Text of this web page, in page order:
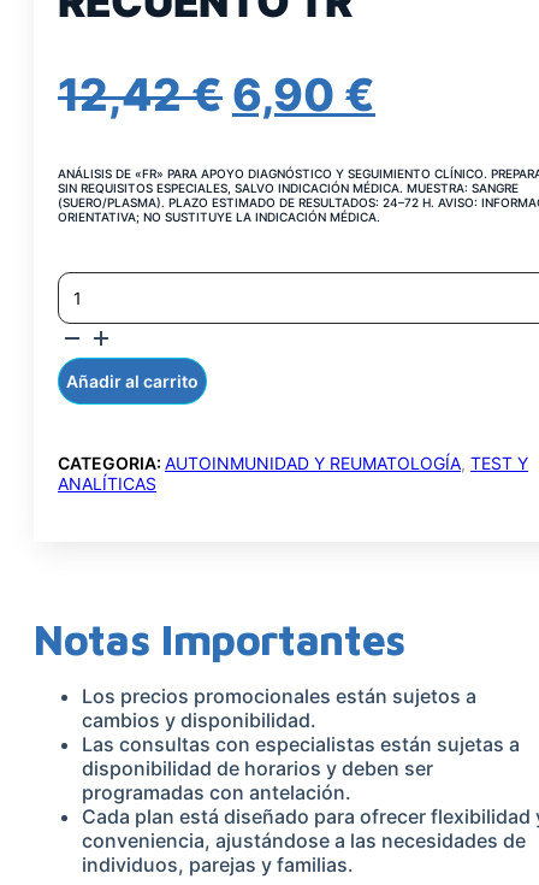
12,42€ EL
ORIGINAL
12,42 €.
6,90 €
6,90 €.
ANÁLISIS DE «FR» PARA APOYO DIAGNÓSTICO Y SEGUIMIENTO CLÍNICO.
SIN REQUISITOS ESPECIALES, SALVO INDICACIÓN MÉDICA. MUESTRA: SANGRE
(SUERO/PLASMA). PLAZO ESTIMADO DE RESULTADOS: 24–72 H. AVISO:
ORIENTATIVA; NO SUSTITUYE LA INDICACIÓN MÉDICA.
FORMULA
SANGUINEA,
RECUENTO
TR
CANTIDAD
Añadir al carrito
CATEGORIA: AUTOINMUNIDAD Y REUMATOLOGÍA, TEST Y
ANALÍTICAS
Notas Importantes
Los precios promocionales están sujetos a
cambios y disponibilidad.
Las consultas con especialistas están sujetas a
disponibilidad de horarios y deben ser
programadas con antelación.
Cada plan está diseñado para ofrecer flexibilidad
conveniencia, ajustándose a las necesidades de
individuos, parejas y familias.